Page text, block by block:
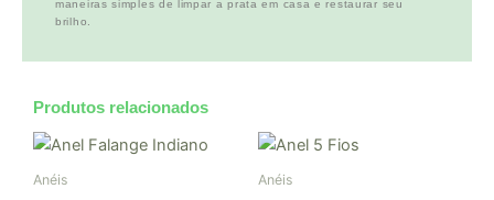
maneiras simples de limpar a prata em casa e restaurar seu
brilho.
Produtos relacionados
Anéis Anéis